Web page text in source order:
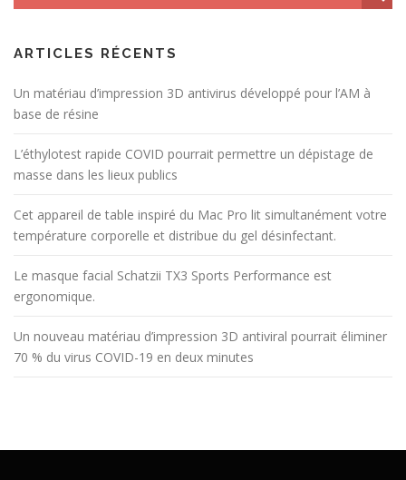
ARTICLES RÉCENTS
Un matériau d’impression 3D antivirus développé pour l’AM à
base de résine
L’éthylotest rapide COVID pourrait permettre un dépistage de
masse dans les lieux publics
Cet appareil de table inspiré du Mac Pro lit simultanément votre
température corporelle et distribue du gel désinfectant.
Le masque facial Schatzii TX3 Sports Performance est
ergonomique.
Un nouveau matériau d’impression 3D antiviral pourrait éliminer
70 % du virus COVID-19 en deux minutes